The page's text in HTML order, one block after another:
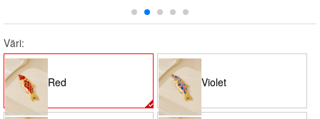
Väri:
Red Violet